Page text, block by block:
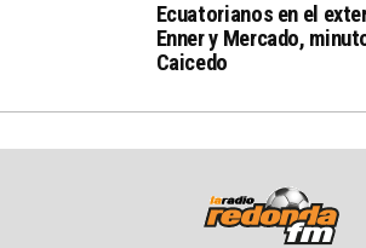
Ecuatorianos en el
Enner y Mercado,
Caicedo